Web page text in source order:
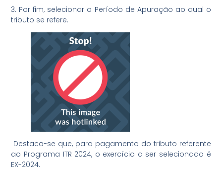
3. Por fim, selecionar o Período de Apuração ao qual o
tributo se refere.
Destaca-se que, para pagamento do tributo referente
ao Programa ITR 2024, o exercício a ser selecionado é
EX-2024.